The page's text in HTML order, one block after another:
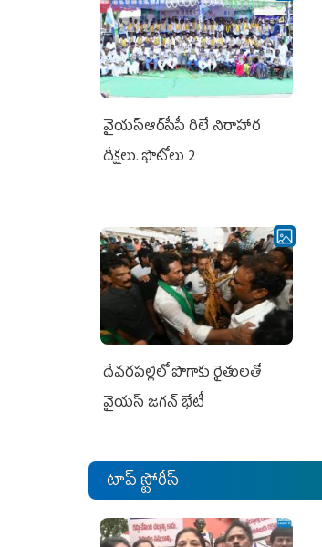
వైయ‌స్ఆర్‌సీపీ రిలే నిరాహార
దీక్షలు..ఫొటోలు 2
దేవరపల్లిలో పొగాకు రైతులతో
వైయస్ జగన్ భేటీ
టాప్ స్టోరీస్